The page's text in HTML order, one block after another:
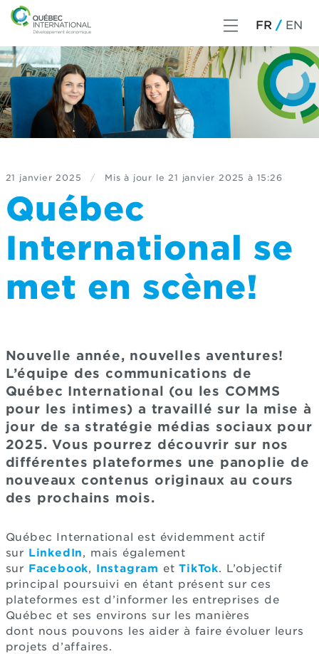
FR EN
21 janvier 2025 / Mis à jour le 21 janvier 2025 à 15:26
Québec
International se
met en scène!
Nouvelle année, nouvelles aventures!
L’équipe des communications de
Québec International (ou les COMMS
pour les intimes) a travaillé sur la mise à
jour de sa stratégie médias sociaux pour
2025. Vous pourrez découvrir sur nos
différentes plateformes une panoplie de
nouveaux contenus originaux au cours
des prochains mois.
Québec International est évidemment actif
sur LinkedIn, mais également
sur Facebook, Instagram etTikTok. L’objectif
principal poursuivi en étant présent sur ces
plateformes est d’informer les entreprises de
Québec et ses environs sur les manières
dont nous pouvons les aider à faire évoluer leurs
projets d’affaires.